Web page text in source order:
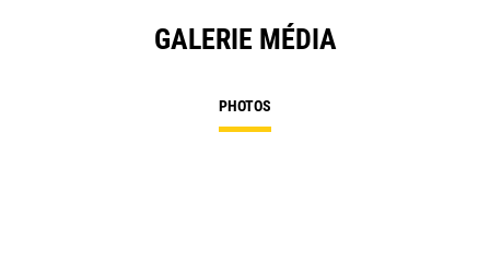
GALERIE MÉDIA
PHOTOS